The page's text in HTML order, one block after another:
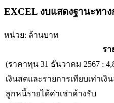
EXCEL งบแสดงฐานะทาง
หน่วย: ล้านบาท
รา
(ราคาทุน 31 ธันวาคม 2567 :
เงินสดและรายการเทียบเท่าเงิ
ลูกหนี้รายได้ค่าเช่าค้างรับ